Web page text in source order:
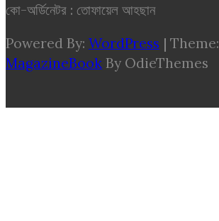
কো-অর্ডিনেটর : তোফায়েল আহছান
Powered By: WordPress | Theme:
MagazineBook By OdieThemes